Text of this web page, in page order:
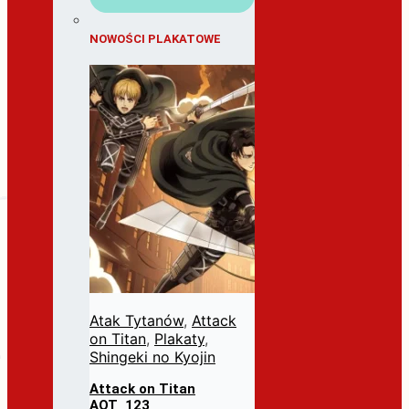
NOWOŚCI PLAKATOWE
Atak Tytanów, Attack
on Titan, Plakaty,
Shingeki no Kyojin
Attack on Titan
AOT_123